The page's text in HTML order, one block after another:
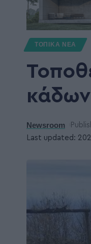
ΤΟΠΙΚΑ ΝΕΑ
Last updated:
Newsroom